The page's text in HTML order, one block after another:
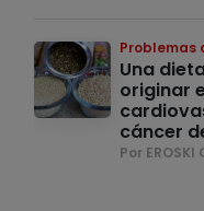
Problemas
Una
originar
cáncer
Por